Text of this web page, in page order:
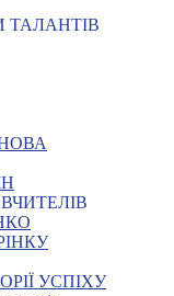
ТАЛАНТІВ
УСПІХУ